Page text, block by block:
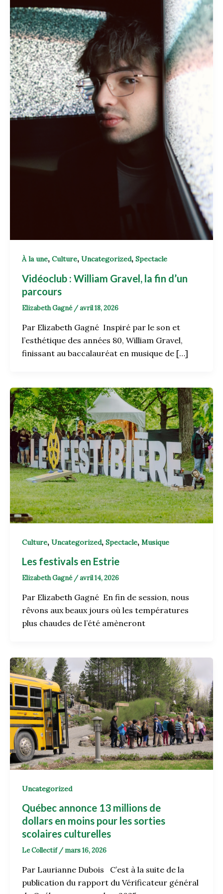
À la une, Culture, Uncategorized, Spectacle
Vidéoclub : William Gravel, la fin d’un
parcours
Elizabeth Gagné /avril 18, 2026
Par Elizabeth Gagné Inspiré par le son et
l’esthétique des années 80, William Gravel,
finissant au baccalauréat en musique de […]
Culture, Uncategorized, Spectacle, Musique
Les festivals en Estrie
Elizabeth Gagné/avril 14, 2026
Par Elizabeth Gagné En fin de session, nous
rêvons aux beaux jours où les températures
plus chaudes de l’été amèneront
Uncategorized
Québec annonce 13 millions de
dollars en moins pour les sorties
scolaires culturelles
Le Collectif / mars 16, 2026
Par Laurianne Dubois C’est à la suite de la
publication du rapport du Vérificateur général